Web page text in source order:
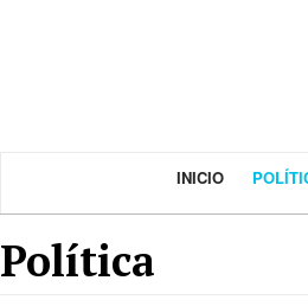
INICIO
Política